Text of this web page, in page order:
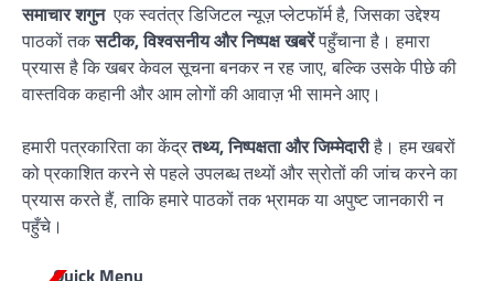
समाचार शगुन एक स्वतंत्र डिजिटल न्यूज़ प्लेटफॉर्म है, जिसका उद्देश्य
पाठकों तकसटीक, विश्वसनीय और निष्पक्ष खबरेंपहुँचाना है। हमारा
प्रयास है कि खबर केवल सूचना बनकर न रह जाए, बल्कि उसके पीछे की
वास्तविक कहानी और आम लोगों की आवाज़ भी सामने आए।
हमारी पत्रकारिता का केंद्रतथ्य, निष्पक्षता और जिम्मेदारीहै। हम खबरों
को प्रकाशित करने से पहले उपलब्ध तथ्यों और स्रोतों की जांच करने का
प्रयास करते हैं, ताकि हमारे पाठकों तक भ्रामक या अपुष्ट जानकारी न
पहुँचे।